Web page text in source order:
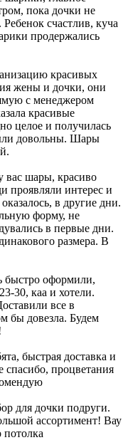
пока дочки не
счастлив, куча
продержались
красивых
жены и дочки, они
с менеджером
красивые
целое и получилась
довольны. Шары
вас шары, красиво
проявляли интерес и
в другие дни.
форму, не
в первые дни.
размера. В
быстро оформили,
30, каа и хотели.
все в
бы довезла. Будем
быстрая доставка и
процветания
для дочки подруги.
ассортимент! Вау
потолка